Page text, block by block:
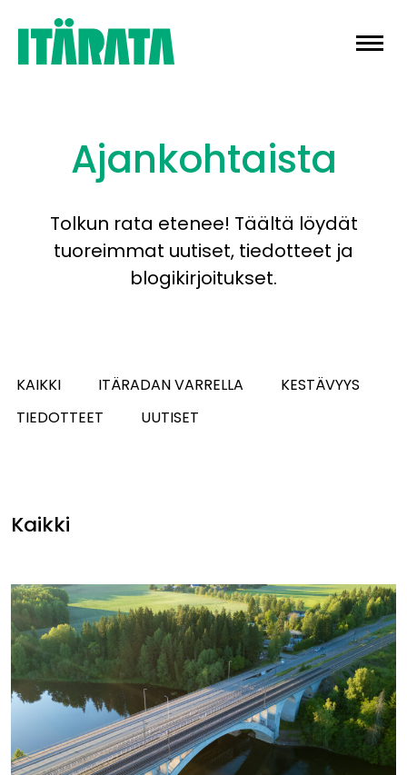
Skip
content
Ajankohtaista
Tolkun rata etenee! Täältä löydät
tuoreimmat uutiset, tiedotteet ja
blogikirjoitukset.
KAIKKI ITÄRADAN VARRELLA
KESTÄVYYS
TIEDOTTEET
UUTISET
Kaikki